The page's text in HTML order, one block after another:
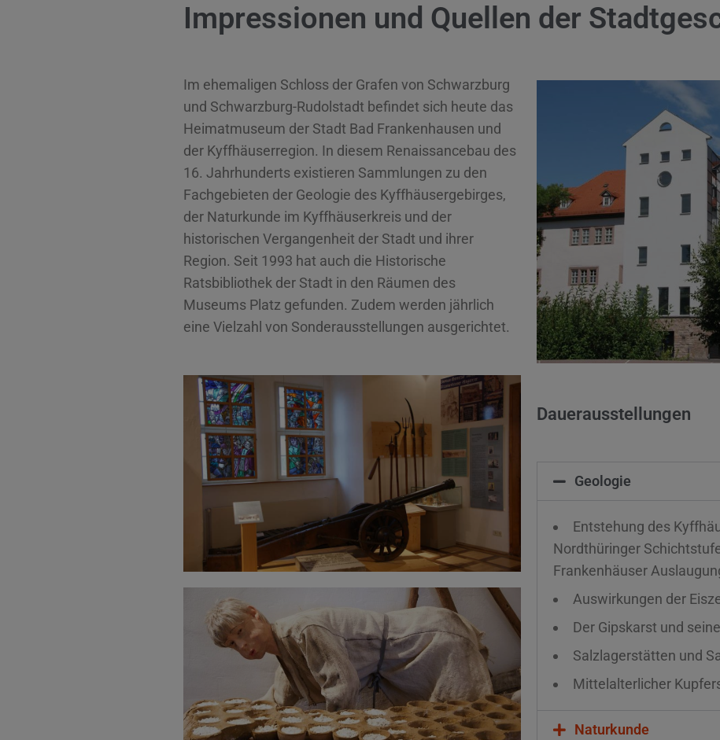
Impressionen und Quellen der
Im ehemaligen Schloss der Grafen von Schwarzburg
und Schwarzburg-Rudolstadt befindet sich heute das
Heimatmuseum der Stadt Bad Frankenhausen und
der Kyffhäuserregion. In diesem Renaissancebau des
16. Jahrhunderts existieren Sammlungen zu den
Fachgebieten der Geologie des Kyffhäusergebirges,
der Naturkunde im Kyffhäuserkreis und der
historischen Vergangenheit der Stadt und ihrer
Region. Seit 1993 hat auch die Historische
Ratsbibliothek der Stadt in den Räumen des
Museums Platz gefunden. Zudem werden jährlich
eine Vielzahl von Sonderausstellungen ausgerichtet.
Dauerausstellungen
Geologie
Entstehung des
Nordthüringer
Frankenhäuser
Auswirkungen der
Der Gipskarst und
Salzlagerstätten und
Mittelalterlicher
Naturkunde